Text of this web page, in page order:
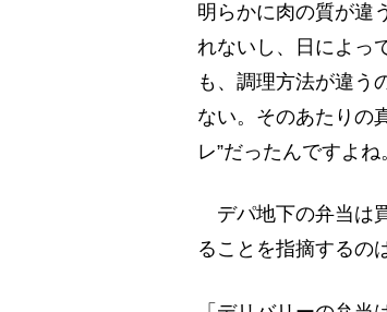
明らかに肉の質が違
れないし、日によっ
も、調理方法が違う
ない。そのあたりの
レ”だったんですよ
デパ地下の弁当は
ることを指摘するの